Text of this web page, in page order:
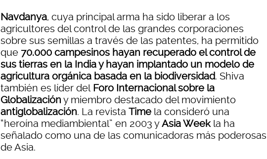
Navdanya, cuya principal arma ha sido liberar a los
agricultores del control de las grandes corporaciones
sobre sus semillas a través de las patentes, ha permitido
que 70.000 campesinos hayan recuperado el control de
sus tierras en la India y hayan implantado un modelo de
agricultura orgánica basada en la biodiversidad. Shiva
también es líder delForo Internacional sobre la
Globalización y miembro destacado del movimiento
antiglobalización. La revista Time la consideró una
“heroína mediambiental” en 2003 yAsia Weekla ha
señalado como una de las comunicadoras más poderosas
de Asia.